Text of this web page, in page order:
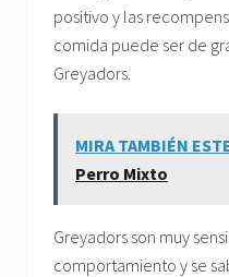
positivo y las
comida puede ser de
Greyadors.
MIRA TAMBIÉN
Perro Mixto
Greyadors son muy
comportamiento y se